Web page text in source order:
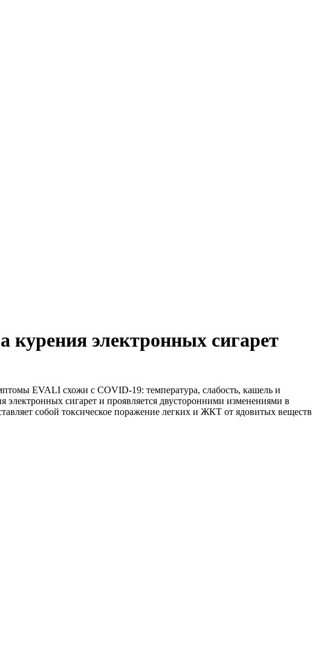
курения электронных сигарет
EVALI схожи с COVID-19: температура, слабость, кашель и
сигарет и проявляется двусторонними изменениями в
собой токсическое поражение легких и ЖКТ от ядовитых веществ